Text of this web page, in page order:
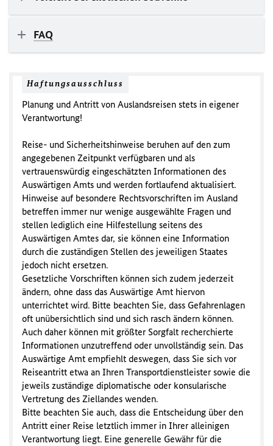
FAQ
Haftungsausschluss
Planung und Antritt von Auslandsreisen stets in eigener
Verantwortung!
Reise- und Sicherheitshinweise beruhen auf den zum
angegebenen Zeitpunkt verfügbaren und als
vertrauenswürdig eingeschätzten Informationen des
Auswärtigen Amts und werden fortlaufend aktualisiert.
Hinweise auf besondere Rechtsvorschriften im Ausland
betreffen immer nur wenige ausgewählte Fragen und
stellen lediglich eine Hilfestellung seitens des
Auswärtigen Amtes dar, sie können eine Information
durch die zuständigen Stellen des jeweiligen Staates
jedoch nicht ersetzen.
Gesetzliche Vorschriften können sich zudem jederzeit
ändern, ohne dass das Auswärtige Amt hiervon
unterrichtet wird. Bitte beachten Sie, dass Gefahrenlagen
oft unübersichtlich sind und sich rasch ändern können.
Auch daher können mit größter Sorgfalt recherchierte
Informationen unzutreffend oder unvollständig sein. Das
Auswärtige Amt empfiehlt deswegen, dass Sie sich vor
Reiseantritt etwa an Ihren Transportdienstleister sowie die
jeweils zuständige diplomatische oder konsularische
Vertretung des Ziellandes wenden.
Bitte beachten Sie auch, dass die Entscheidung über den
Antritt einer Reise letztlich immer in Ihrer alleinigen
Verantwortung liegt. Eine generelle Gewähr für die